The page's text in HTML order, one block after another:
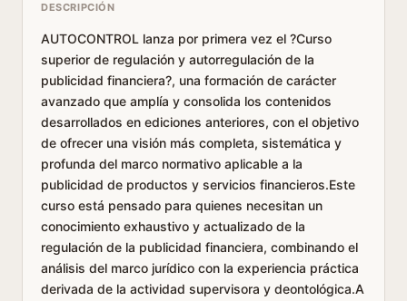
DESCRIPCIÓN
AUTOCONTROL lanza por primera vez el ?Curso
superior de regulación y autorregulación de la
publicidad financiera?, una formación de carácter
avanzado que amplía y consolida los contenidos
desarrollados en ediciones anteriores, con el objetivo
de ofrecer una visión más completa, sistemática y
profunda del marco normativo aplicable a la
publicidad de productos y servicios financieros.Este
curso está pensado para quienes necesitan un
conocimiento exhaustivo y actualizado de la
regulación de la publicidad financiera, combinando el
análisis del marco jurídico con la experiencia práctica
derivada de la actividad supervisora y deontológica.A